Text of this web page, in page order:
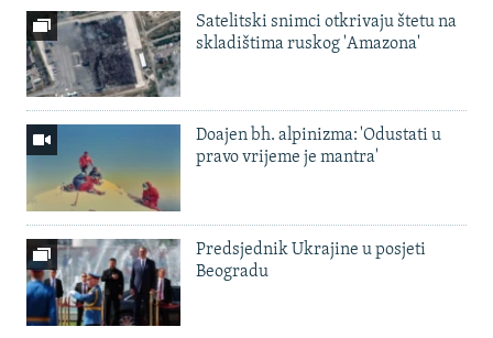
Satelitski snimci otkrivaju štetu na
skladištima ruskog 'Amazona'
Doajen bh. alpinizma: 'Odustati u
pravo vrijeme je mantra'
Predsjednik Ukrajine u posjeti
Beogradu